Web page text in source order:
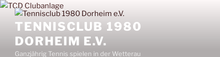
Zum
Inhalt
springenTENNISCLUB 1980
DORHEIM E.V.
Ganzjährig Tennis spielen in der Wetterau